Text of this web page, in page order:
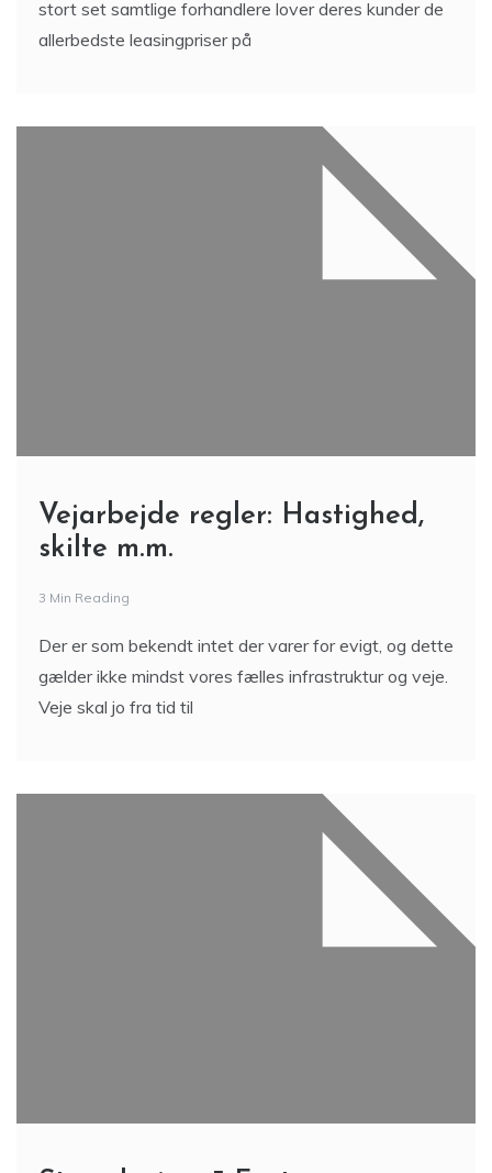
stort set samtlige forhandlere lover deres kunder de
allerbedste leasingpriser på
Vejarbejde regler: Hastighed,
skilte m.m.
3 Min Reading
Der er som bekendt intet der varer for evigt, og dette
gælder ikke mindst vores fælles infrastruktur og veje.
Veje skal jo fra tid til